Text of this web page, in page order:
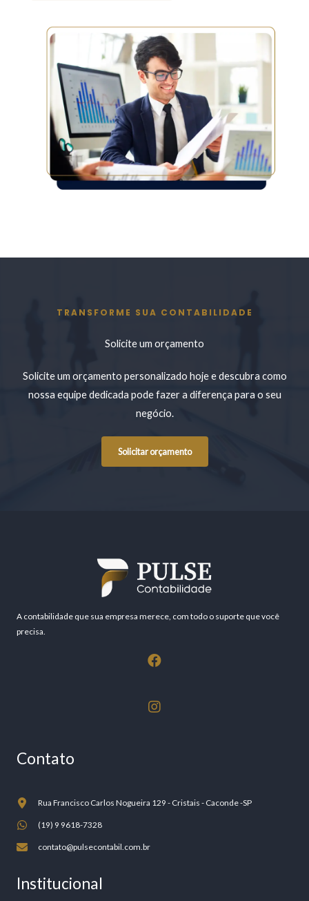
TRANSFORME SUA CONTABILIDADE
Solicite um orçamento
Solicite um orçamento personalizado hoje e descubra como
nossa equipe dedicada pode fazer a diferença para o seu
negócio.
Solicitar orçamento
A contabilidade que sua empresa merece, com todo o suporte que você
precisa.
Contato
Rua Francisco Carlos Nogueira 129 - Cristais - Caconde -SP
(19) 9 9618-7328
contato@pulsecontabil.com.br
Institucional